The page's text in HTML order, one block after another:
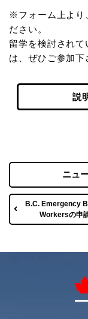
※フォーム上より
ださい。
留学を検討され
は、ぜひご参加下
説
B.C. Emergency
Workersの申
ニュ